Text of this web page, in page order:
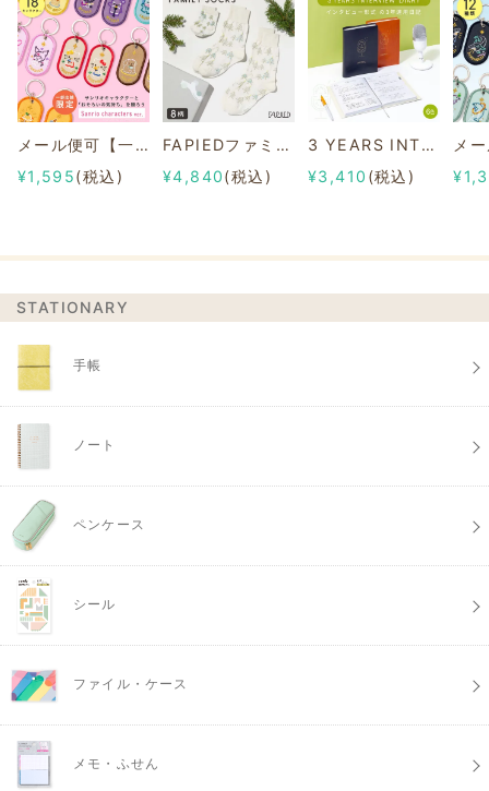
メール便可【一部店舗限定】2/8b PAIR KEY RING Sanrio characters ver.
¥1,595(税込)
FAPIEDファミリーソックスセット 総柄
¥4,840(税込)
3 YEARS INTERVIEW DIARY
¥3,410 (税込)
STATIONARY
手帳
ノート
ペンケース
シール
ファイル・ケース
メモ・ふせん